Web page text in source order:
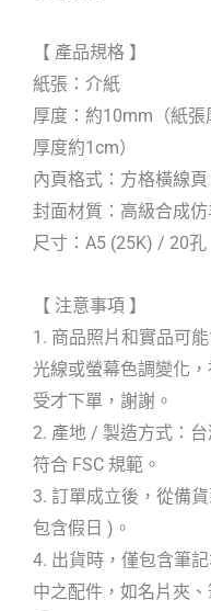
【 產品規格 】
紙張：介紙
厚度：約10mm（紙張
厚度約1cm）
內頁格式：方格橫線
封面材質：高級合成仿
尺寸：A5 (25K) / 20孔
【 注意事項 】
1. 商品照片和實品可
光線或螢幕色調變化
受才下單，謝謝。
2. 產地 / 製造方式：
符合 FSC 規範。
3. 訂單成立後，從備
包含假日 )。
4. 出貨時，僅包含筆
中之配件，如名片夾